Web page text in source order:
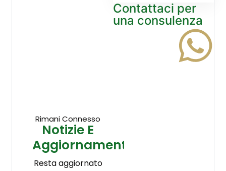
Contattaci per
una consulenza
Rimani Connesso
Notizie E
Aggiornamenti
Resta aggiornato